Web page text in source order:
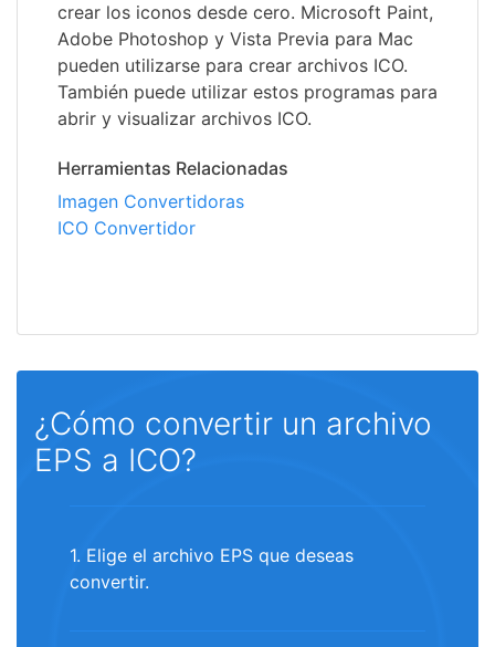
crear los iconos desde cero. Microsoft Paint,
Adobe Photoshop y Vista Previa para Mac
pueden utilizarse para crear archivos ICO.
También puede utilizar estos programas para
abrir y visualizar archivos ICO.
Herramientas Relacionadas
Imagen Convertidoras
ICO Convertidor
¿Cómo convertir un archivo
EPS a ICO?
1. Elige el archivo EPS que deseas
convertir.